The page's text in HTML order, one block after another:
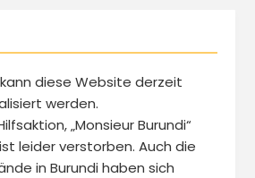
diese Website derzeit
werden.
„Monsieur Burundi“
leider verstorben. Auch die
in Burundi haben sich